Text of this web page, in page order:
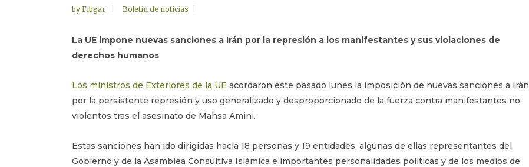
by Fibgar Boletin de noticias
La UE impone nuevas sanciones a Irán por la represión a los manifestantes y sus violaciones de
derechos humanos
Los ministros de Exteriores de la UE acordaron este pasado lunes la imposición de nuevas sanciones a Irán
por la persistente represión y uso generalizado y desproporcionado de la fuerza contra manifestantes no
violentos tras el asesinato de Mahsa Amini.
Estas sanciones han ido dirigidas hacia 18 personas y 19 entidades, algunas de ellas representantes del
Gobierno y de la Asamblea Consultiva Islámica e importantes personalidades políticas y de los medios de